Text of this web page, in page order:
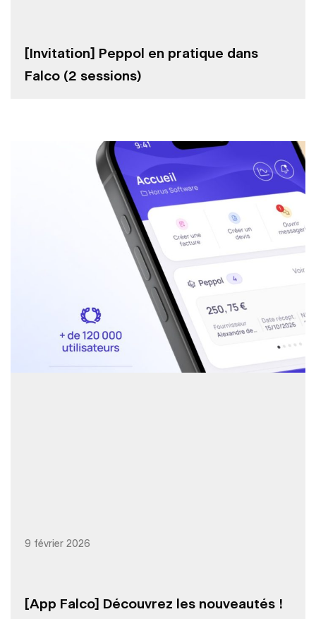
[Invitation] Peppol en pratique dans
Falco (2 sessions)
[App Falco] Découvrez les nouveautés !
9 février 2026